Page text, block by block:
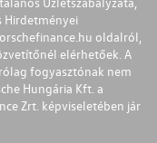
Hirdetményei
oldalról,
elérhetőek. A
fogyasztónak nem
Hungária Kft. a
Zrt. képviseletében jár